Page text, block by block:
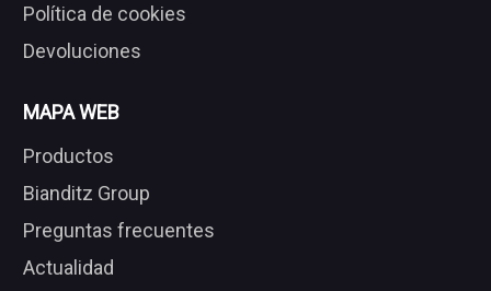
Política de cookies
Devoluciones
MAPA WEB
Productos
Bianditz Group
Preguntas frecuentes
Actualidad